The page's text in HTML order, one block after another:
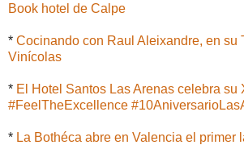
Book hotel de Calpe
* Cocinando con Raul Aleixandre, en su
Vinícolas
* El Hotel Santos Las Arenas celebra su
#FeelTheExcellence
* La Bothéca abre en Valencia el primer